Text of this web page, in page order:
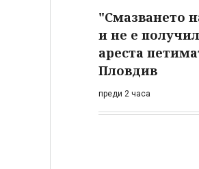
"Смазването
и не е
ареста
Пловдив
преди 2 часа